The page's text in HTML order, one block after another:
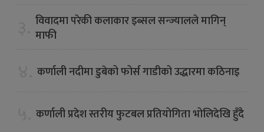
विवादमा परेकी कलाकार इब्सल सन्ज्यालले मागिन्
माफी
कर्णाली नदीमा डुबेको फोर्स गाडीको उद्धारमा कठिनाइ
कर्णाली प्रदेश स्तरीय फुटबल प्रतियोगिता भोलिदेखि हुँदै